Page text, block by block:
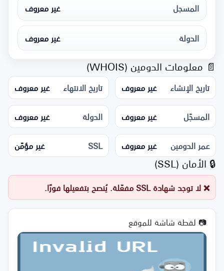
المسجل
غير معروف
الدولة
غير معروف
📄 معلومات الدومين (WHOIS)
تاريخ الإنشاء غير معروف تاريخ الانتهاء
غير معروف
المسجّل
غير معروف الدولة
غير معروف
عمر الدومين
غير معروف SSL غير مؤمّن
🔒 الأمان (SSL)
❌ لا توجد شهادة SSL مفعّلة. يُنصح بتفعيلها فورًا.
📷 لقطة شاشة للموقع